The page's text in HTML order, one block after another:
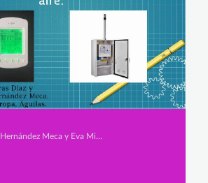
Secundaria, Adriana Hernández Meca y Eva Miras Díaz